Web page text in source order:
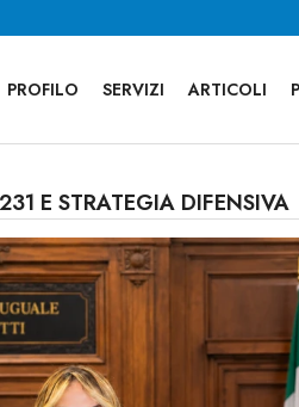
PROFILO SERVIZI ARTICOLI
E STRATEGIA DIFENSIVA